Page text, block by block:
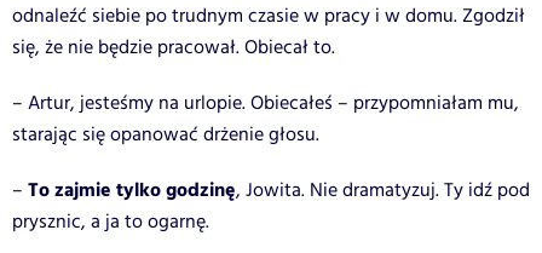
odnaleźć siebie po trudnym czasie w pracy i w domu. Zgodził
się, że nie będzie pracował. Obiecał to.
– Artur, jesteśmy na urlopie. Obiecałeś – przypomniałam mu,
starając się opanować drżenie głosu.
– To zajmie tylko godzinę, Jowita. Nie dramatyzuj. Ty idź pod
prysznic, a ja to ogarnę.